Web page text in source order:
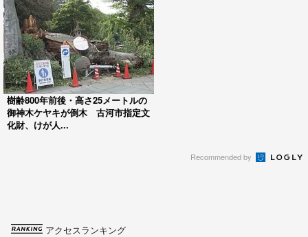
樹齢800年前後・高さ25メートルの
御神木ケヤキが倒木 古河市指定文
化財、けが人...
Recommended by
アクセスランキング